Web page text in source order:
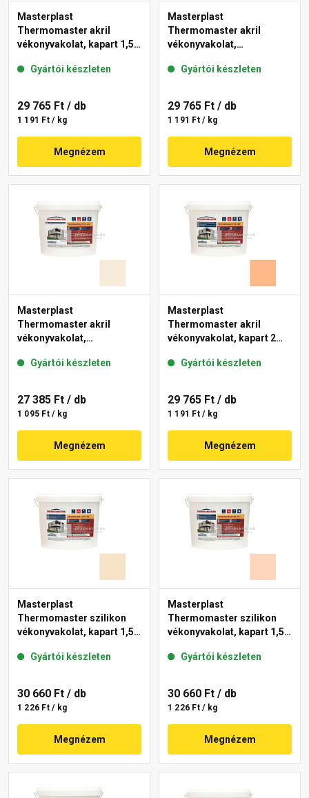
Masterplast
Thermomaster akril
vékonyvakolat, kapart 1,5
Gyártói készleten
29 765 Ft / db
1 191 Ft / kg
Megnézem
Masterplast
Thermomaster akril
vékonyvakolat,
10-D 25 kg
Gyártói készleten
29 765 Ft / db
1 191 Ft / kg
Megnézem
Masterplast
Thermomaster akril
vékonyvakolat,
48-F 25 kg
Gyártói készleten
27 385 Ft / db
1 095 Ft / kg
Megnézem
Masterplast
Thermomaster akril
vékonyvakolat, kapart 2
Gyártói készleten
29 765 Ft / db
1 191 Ft / kg
Megnézem
Masterplast
Thermomaster szilikon
vékonyvakolat, kapart 1,5
Gyártói készleten
30 660 Ft / db
1 226 Ft / kg
Megnézem
Masterplast
Thermomaster szilikon
vékonyvakolat, kapart 1,5
Gyártói készleten
30 660 Ft / db
1 226 Ft / kg
Megnézem